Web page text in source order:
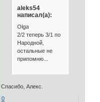
aleks54
написал(а):
Olga
2/2 теперь 3/1 по
Народной,
остальные не
припомню...
Спасибо, Алекс.
0